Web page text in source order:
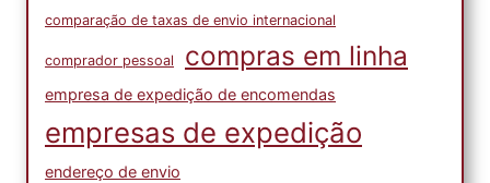
comparação de taxas de envio internacional
comprador pessoal compras em linha
empresa de expedição de encomendas
empresas de expedição
endereço de envio